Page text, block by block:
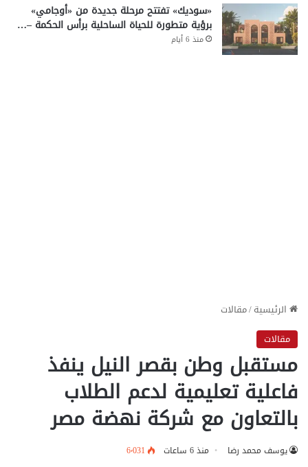
«سوديك» تفتتح مرحلة جديدة من «أوجامي»
برؤية متطورة للحياة الساحلية برأس الحكمة –…
منذ 6 أيام